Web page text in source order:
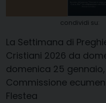
condividi su:
La Settimana di
Cristiani 2026 da
domenica 25
Commissione
Flestea